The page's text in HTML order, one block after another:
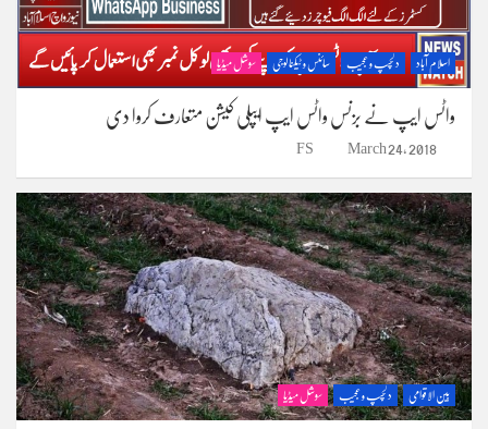
اسلام آباد دلچسپ و عجیب سائنس و ٹیکنالوجی سوشل میڈیا
واٹس ایپ نے بزنس واٹس ایپ ایپلی کیشن متعارف کروا دی
March 24, 2018
FS
بین الاقوامی دلچسپ و عجیب سوشل میڈیا